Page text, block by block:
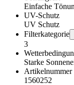
Einfache
UV-Schutz
UV Schutz
Filterkategorie
3
Starke
Artikelnummer
1560252